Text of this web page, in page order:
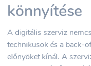
könnyítése
A digitális szerviz
technikusok és a back-
előnyöket kínál. A